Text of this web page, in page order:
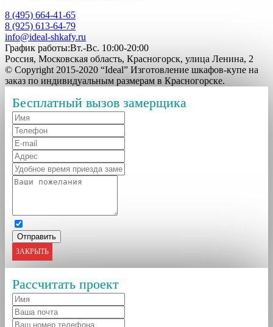
8 (495) 664-41-65
8 (925) 613-64-79
info@ideal-shkafy.ru
График работы:Вт.-Вс. 10:00-20:00
Россия, Московская область, Красногорск, улица Ленина, 2
© Copyright 2015-2020 “Ideal” Изготовление шкафов-купе на
заказ по индивидуальным размерам в Красногорске.
Бесплатный вызов замерщика
ЗАКРЫТЬ
Рассчитать проект